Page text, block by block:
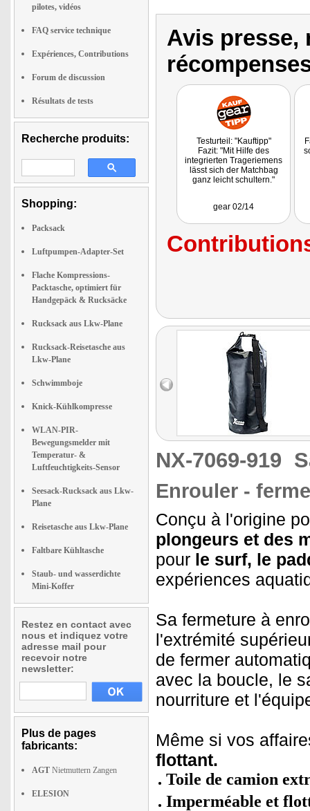
pilotes, vidéos
FAQ service technique
Expériences, Contributions
Forum de discussion
Résultats de tests
Recherche produits:
Shopping:
Packsack
Luftpumpen-Adapter-Set
Flache Kompressions-
Packtasche, optimiert für
Handgepäck & Rucksäcke
Rucksack aus Lkw-Plane
Rucksack-Reisetasche aus
Lkw-Plane
Schwimmboje
Knick-Kühlkompresse
WLAN-PIR-
Bewegungsmelder mit
Temperatur- &
Luftfeuchtigkeits-Sensor
Seesack-Rucksack aus Lkw-
Plane
Reisetasche aus Lkw-Plane
Faltbare Kühltasche
Staub- und wasserdichte
Mini-Koffer
Restez en contact avec
nous et indiquez votre
adresse mail pour
recevoir notre
newsletter:
Plus de pages
fabricants:
AGT Nietmuttern Zangen
ELESION
Avis presse,
Testurteil: "Kauftipp"
Fazit: "Mit Hilfe des
integrierten Trageriemens
lässt sich der Matchbag
ganz leicht schultern."
gear 02/14
NX-7069-919
Enrouler -
Conçu à l'origine
plongeurs et des
pour le surf, le
expériences
Sa fermeture à
l'extrémité
de fermer
avec la boucle, le
nourriture et
Même si vos
flottant.
Toile de camion
Imperméable et